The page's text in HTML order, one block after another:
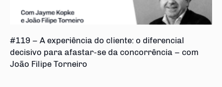
#119 – A experiência do cliente: o diferencial
decisivo para afastar-se da concorrência – com
João Filipe Torneiro